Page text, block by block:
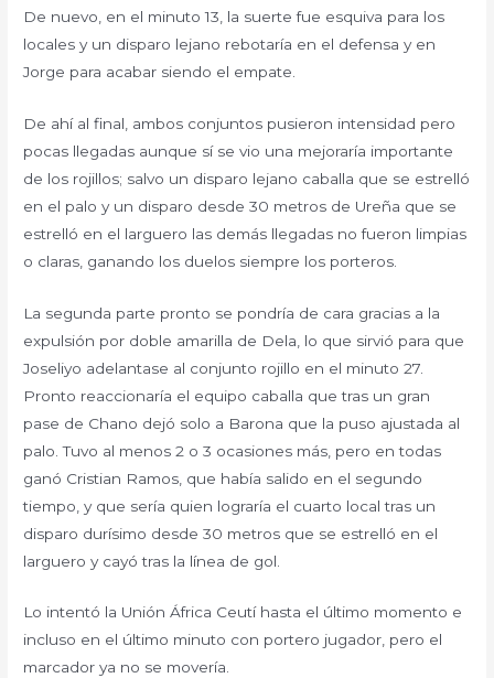
De nuevo, en el minuto 13, la suerte fue esquiva para los
locales y un disparo lejano rebotaría en el defensa y en
Jorge para acabar siendo el empate.
De ahí al final, ambos conjuntos pusieron intensidad pero
pocas llegadas aunque sí se vio una mejoraría importante
de los rojillos; salvo un disparo lejano caballa que se estrelló
en el palo y un disparo desde 30 metros de Ureña que se
estrelló en el larguero las demás llegadas no fueron limpias
o claras, ganando los duelos siempre los porteros.
La segunda parte pronto se pondría de cara gracias a la
expulsión por doble amarilla de Dela, lo que sirvió para que
Joseliyo adelantase al conjunto rojillo en el minuto 27.
Pronto reaccionaría el equipo caballa que tras un gran
pase de Chano dejó solo a Barona que la puso ajustada al
palo. Tuvo al menos 2 o 3 ocasiones más, pero en todas
ganó Cristian Ramos, que había salido en el segundo
tiempo, y que sería quien lograría el cuarto local tras un
disparo durísimo desde 30 metros que se estrelló en el
larguero y cayó tras la línea de gol.
Lo intentó la Unión África Ceutí hasta el último momento e
incluso en el último minuto con portero jugador, pero el
marcador ya no se movería.